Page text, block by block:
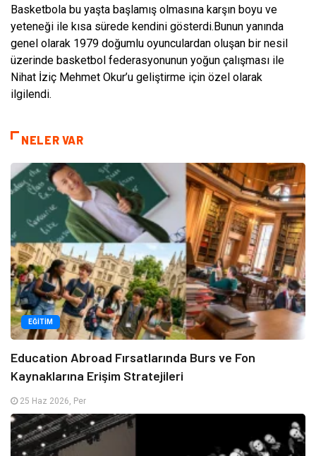
Basketbola bu yaşta başlamış olmasına karşın boyu ve
yeteneği ile kısa sürede kendini gösterdi.Bunun yanında
genel olarak 1979 doğumlu oyunculardan oluşan bir nesil
üzerinde basketbol federasyonunun yoğun çalışması ile
Nihat İziç Mehmet Okur’u geliştirme için özel olarak
ilgilendi.
NELER VAR
EĞITIM
Education Abroad Fırsatlarında Burs ve Fon
Kaynaklarına Erişim Stratejileri
25 Haz 2026, Per